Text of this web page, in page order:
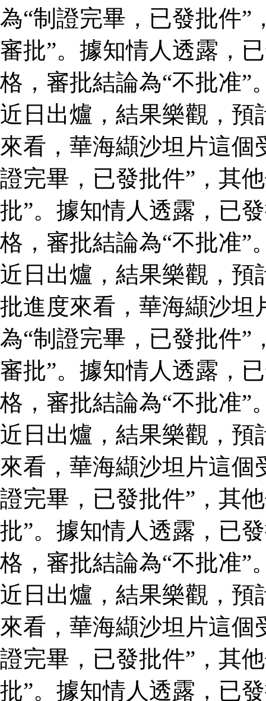
為“制證完畢，已發批件”
審批”。據知情人透露，
格，審批結論為“不批准”
近日出爐，結果樂觀，預
來看，華海纈沙坦片這個
證完畢，已發批件”，其
批”。據知情人透露，已
格，審批結論為“不批准”
近日出爐，結果樂觀，
批進度來看，華海纈沙坦
為“制證完畢，已發批件”
審批”。據知情人透露，
格，審批結論為“不批准”
近日出爐，結果樂觀，預
來看，華海纈沙坦片這個
證完畢，已發批件”，其
批”。據知情人透露，已
格，審批結論為“不批准”
近日出爐，結果樂觀，預
來看，華海纈沙坦片這個
證完畢，已發批件”，其
批”。據知情人透露，已